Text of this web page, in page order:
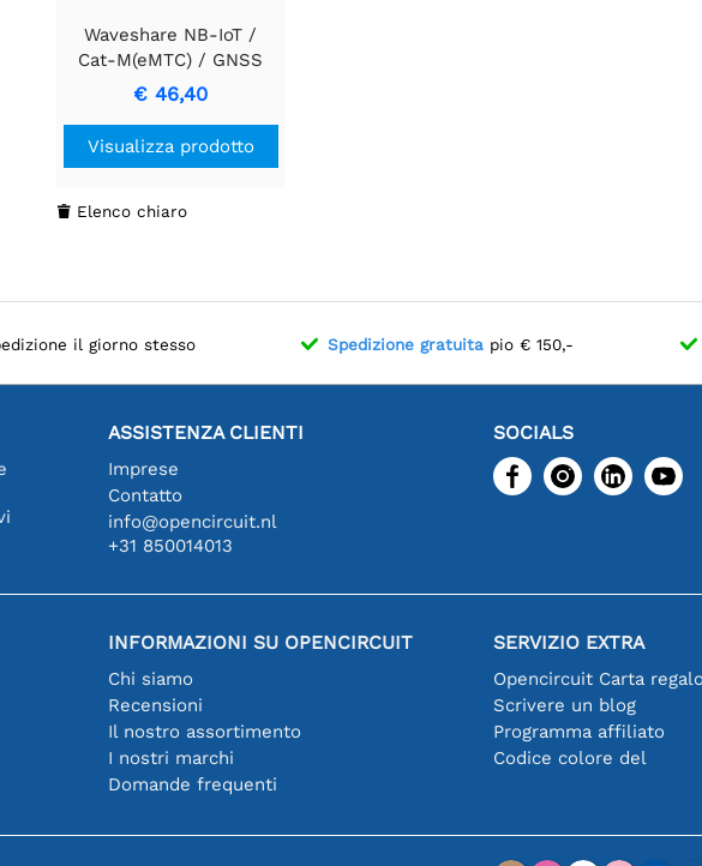
Waveshare NB-IoT /
Cat-M(eMTC) / GNSS
HAT per Raspberry Pi,
Applicabile
Globalmente
€ 46,40
Visualizza prodotto
 Elenco chiaro
il giorno stesso Spedizione gratuita pio € 150,-
ASSISTENZA CLIENTI
Imprese
Contatto
info@opencircuit.nl
+31 850014013
SOCIALS
INFORMAZIONI SU OPENCIRCUIT
Chi siamo
Recensioni
Il nostro assortimento
I nostri marchi
Domande frequenti
SERVIZIO EXTRA
Opencircuit Carta regalo
Scrivere un blog
Programma affiliato
Codice colore del